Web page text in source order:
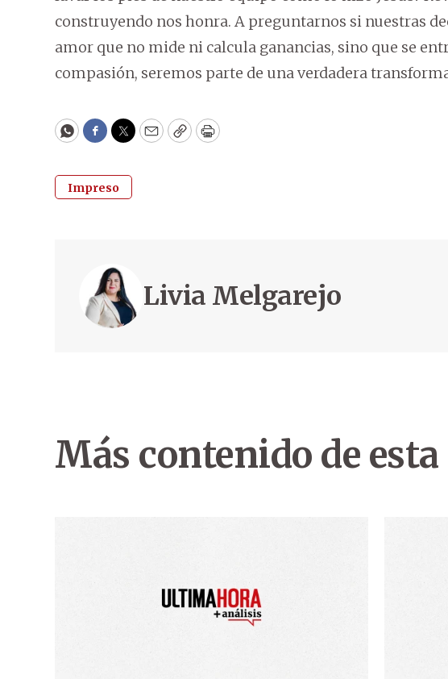
construyendo nos honra. A preguntarnos si nuestras
amor que no mide ni calcula ganancias, sino que se
compasión, seremos parte de una verdadera
WhatsApp
Facebook
Twitter
EmailCopyPrint
Impreso
Livia Melgarejo
Más contenido de